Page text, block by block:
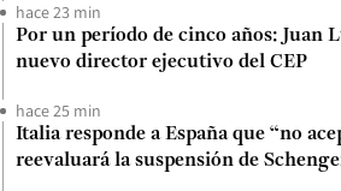
hace 23 min
Por un período de cinco años: Juan
nuevo director ejecutivo del CEP
hace 25 min
Italia responde a España que “no
reevaluará la suspensión de